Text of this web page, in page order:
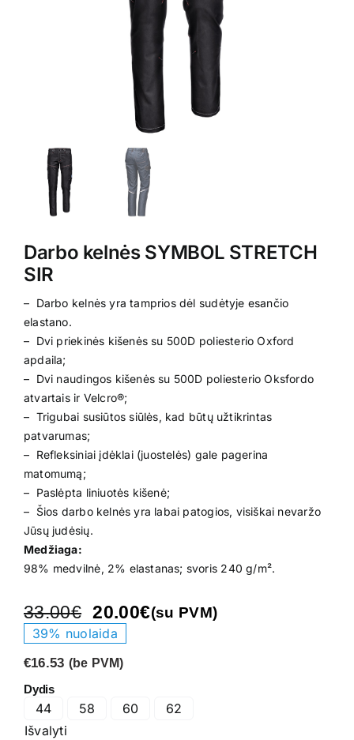
Darbo kelnės SYMBOL STRETCH
SIR
– Darbo kelnės yra tamprios dėl sudėtyje esančio
elastano.
– Dvi priekinės kišenės su 500D poliesterio Oxford
apdaila;
– Dvi naudingos kišenės su 500D poliesterio Oksfordo
atvartais ir Velcro®;
– Trigubai susiūtos siūlės, kad būtų užtikrintas
patvarumas;
– Refleksiniai įdėklai (juostelės) gale pagerina
matomumą;
– Paslėpta liniuotės kišenė;
– Šios darbo kelnės yra labai patogios, visiškai nevaržo
Jūsų judėsių.
Medžiaga:
98% medvilnė, 2% elastanas; svoris 240 g/m².
33.00€
Original
price
was:
33.00€.
20.00€
Current
price
is:
20.00€.
(su PVM)
39% nuolaida
€16.53 (be PVM)
Dydis
44 58 60
62
Išvalyti